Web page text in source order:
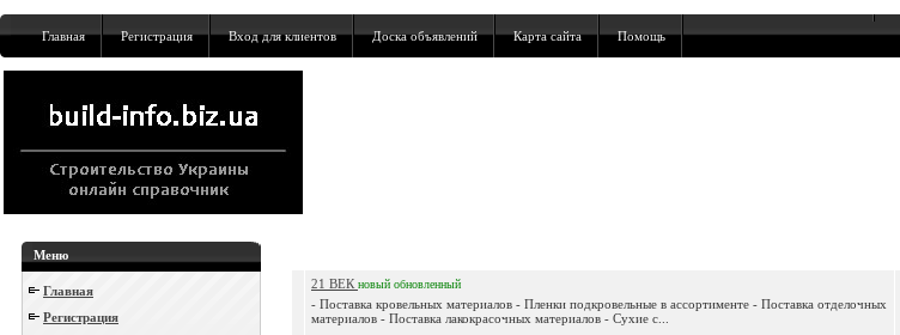
Главная Регистрация Вход для клиентов Доска объявлений Карта сайта Помощь
Меню
Главная
Регистрация
21 ВЕК новый обновленный
- Поставка кровельных материалов - Пленки подкровельные в ассортименте - Поставка отделочных
материалов - Поставка лакокрасочных материалов - Сухие с...